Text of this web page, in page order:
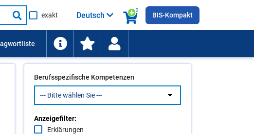
Suche
starten
exakt
0
Deutsch BIS-Kompakt
Berufsspezifische Kompetenzen
Anzeigefilter:
Erklärungen